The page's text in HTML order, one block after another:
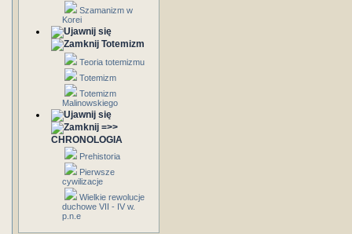
Szamanizm w
Korei
Totemizm
Teoria totemizmu
Totemizm
Totemizm
Malinowskiego
=>>
CHRONOLOGIA
Prehistoria
Pierwsze
cywilizacje
Wielkie rewolucje
duchowe VII - IV w.
p.n.e